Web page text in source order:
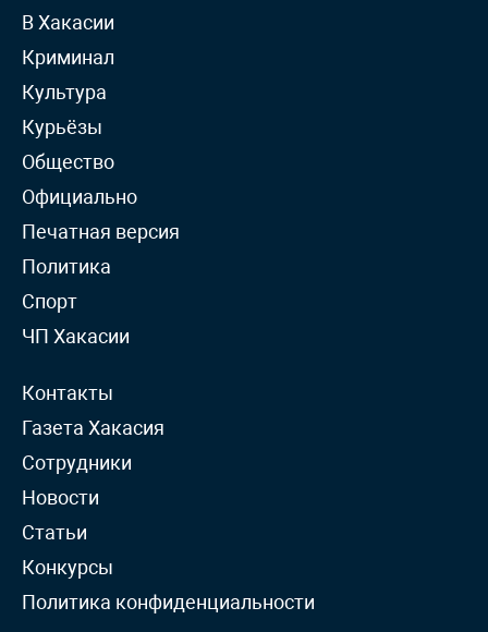
В Хакасии
Криминал
Культура
Курьёзы
Общество
Официально
Печатная версия
Политика
Спорт
ЧП Хакасии
Контакты
Газета Хакасия
Сотрудники
Новости
Статьи
Конкурсы
Политика конфиденциальности